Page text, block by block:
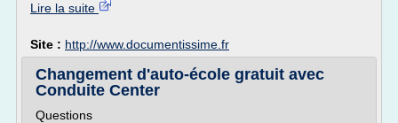
Lire la suite
Site : http://www.documentissime.fr
Changement d'auto-école gratuit avec
Conduite Center
Questions